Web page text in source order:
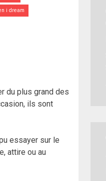
i dream
du plus grand des
ils sont
essayer sur le
attire ou au